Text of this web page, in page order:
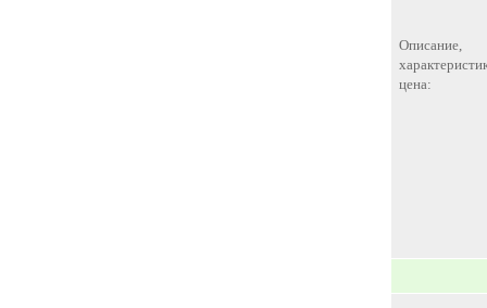
Описание,
цена: